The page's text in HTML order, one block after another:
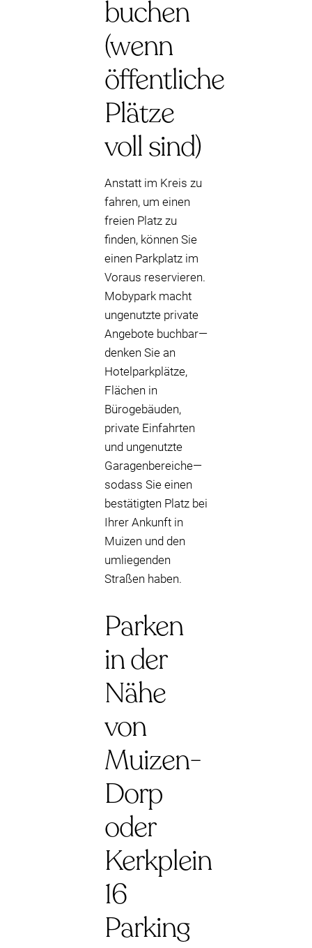
buchen
(wenn
öffentliche
Plätze
voll sind)
Anstatt im Kreis zu
fahren, um einen
freien Platz zu
finden, können Sie
einen Parkplatz im
Voraus reservieren.
Mobypark macht
ungenutzte private
Angebote buchbar—
denken Sie an
Hotelparkplätze,
Flächen in
Bürogebäuden,
private Einfahrten
und ungenutzte
Garagenbereiche—
sodass Sie einen
bestätigten Platz bei
Ihrer Ankunft in
Muizen und den
umliegenden
Straßen haben.
Parken
in der
Nähe
von
Muizen-
Dorp
oder
Kerkplein
16
Parking